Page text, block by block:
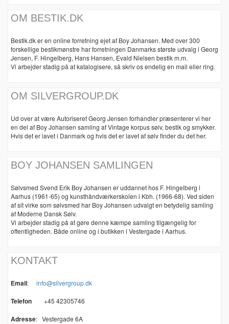
OM BESTIK.DK
Bestik.dk er en online forretning ejet af Boy Johansen. Med over 300
forskellige bestikmønstre har forretningen Danmarks største udvalg i Georg
Jensen, F. Hingelberg, Hans Hansen, Evald Nielsen bestik m.m.
Vi arbejder stadig på at katalogisere, så skriv os endelig en mail eller ring.
OM SILVERGROUP.DK
Ud over at være Autoriseret Georg Jensen forhandler præsenterer vi her
en del af Boy Johansen samling af Vintage korpus sølv, bestik og smykker.
Hvis det er lavet i Danmark og hvis det er lavet af sølv finder du det her.
BOY JOHANSEN SAMLINGEN
Sølvsmed Svend Erik Boy Johansen er uddannet hos F. Hingelberg i
Aarhus (1961-65) og kunsthåndværkerskolen i Kbh. (1966-68). Ved siden
af sit virke som sølvsmed har Boy Johansen udvalgt en betydelig samling
af Moderne Dansk Sølv.
Vi arbejder stadig på at gøre denne kæmpe samling tilgængelig for
offentligheden. Både online og i butikken i Vestergade i Aarhus.
KONTAKT
Email: info@silvergroup.dk
Telefon +45 42305746
Adresse: Vestergade 6A